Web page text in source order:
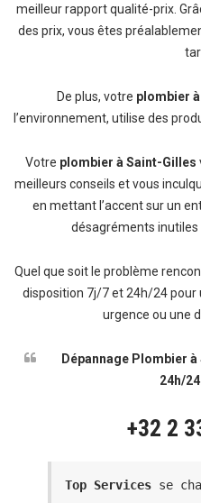
meilleur rapport qualité-prix.
des prix, vous êtes
De plus, votre plombier
l’environnement, utilise des
Votre plombier à Saint-Gilles
meilleurs conseils et vous
en mettant l’accent sur un
désagréments inutiles
Quel que soit le problème
disposition 7j/7 et 24h/24 pour
urgence ou une
Dépannage Plombier
24h/
+32 2
Top Services se